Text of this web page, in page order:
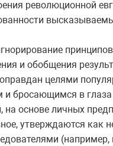
революционной
и обобщения
целями
бросающимся в глаза
основе личных
утверждаются как
(например,